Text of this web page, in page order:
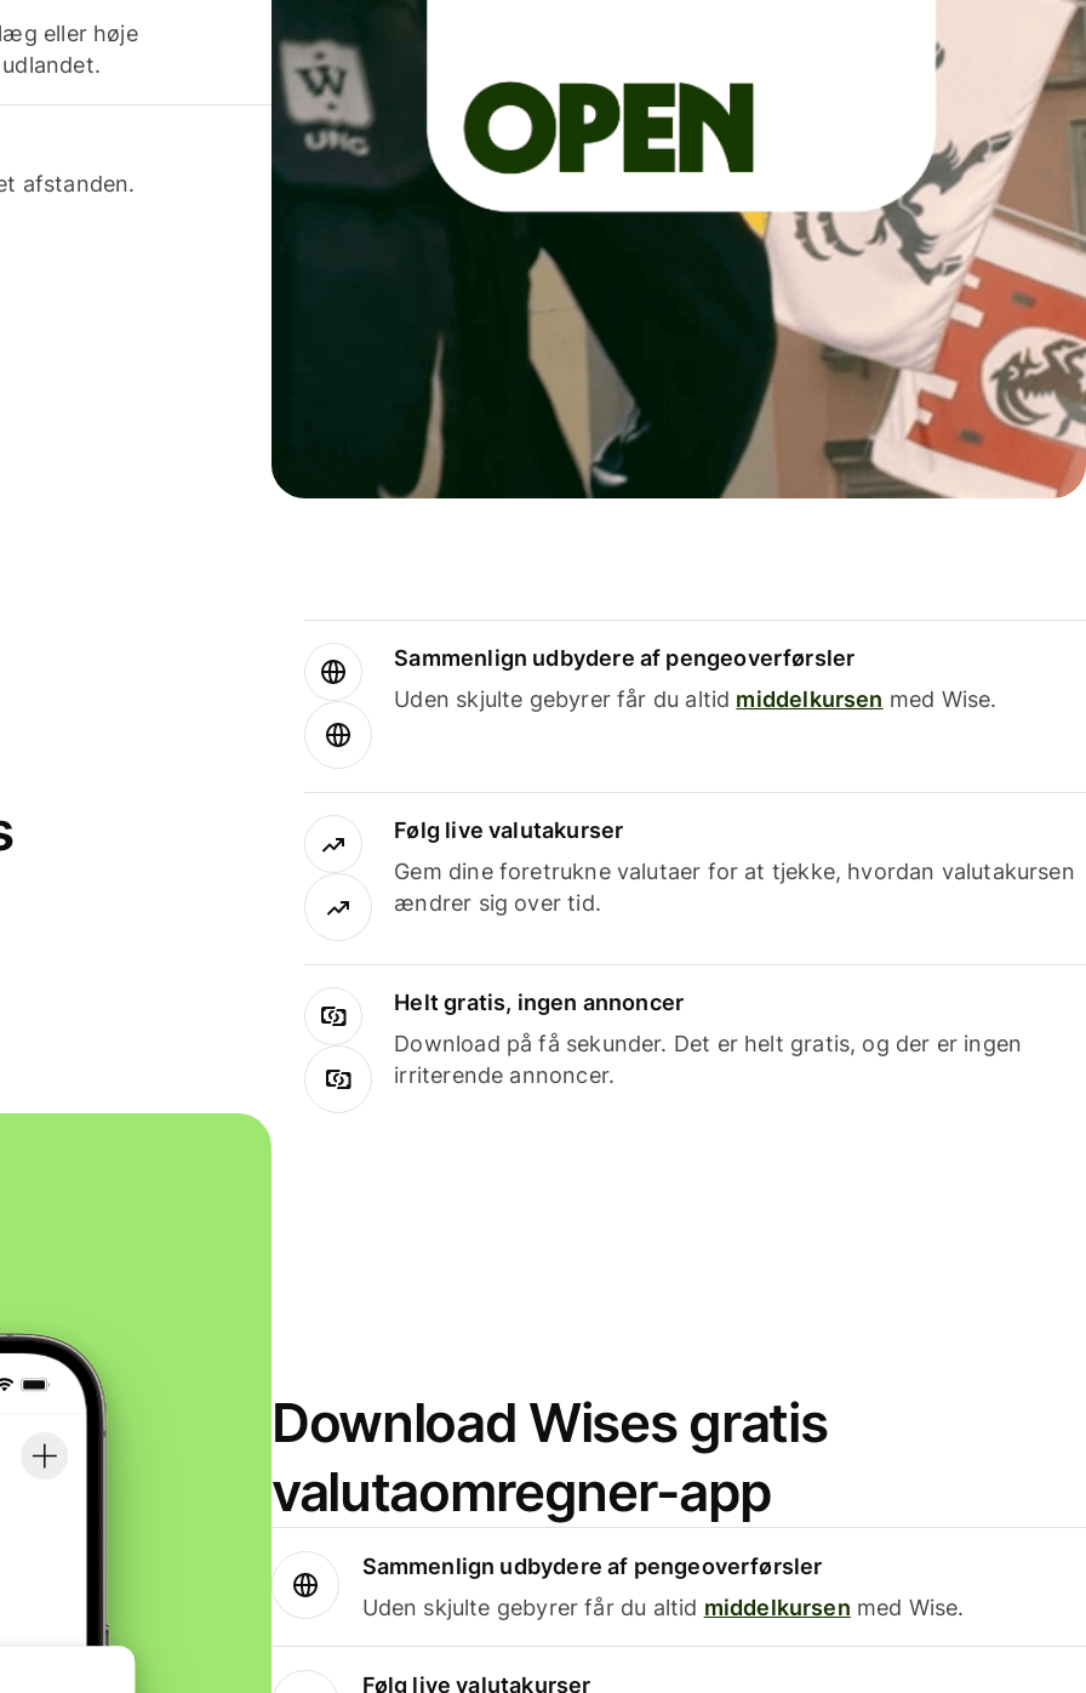
eller høje
afstanden.
Sammenlign udbydere af pengeoverførsler
Uden skjulte gebyrer får du altid middelkursen med Wise.
Følg live valutakurser
Gem dine foretrukne valutaer for at tjekke, hvordan valutakursen
ændrer sig over tid.
Helt gratis, ingen annoncer
Download på få sekunder. Det er helt gratis, og der er ingen
irriterende annoncer.
Download Wises gratis
valutaomregner-app
Sammenlign udbydere af pengeoverførsler
Uden skjulte gebyrer får du altid middelkursen med Wise.
Følg live valutakurser